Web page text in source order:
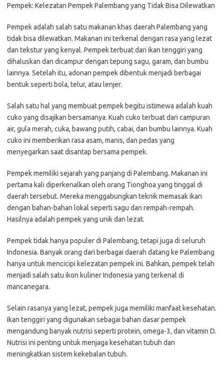
Pempek: Kelezatan Pempek Palembang yang Tidak Bisa Dilewatkan
Pempek adalah salah satu makanan khas daerah Palembang yang
tidak bisa dilewatkan. Makanan ini terkenal dengan rasa yang lezat
dan tekstur yang kenyal. Pempek terbuat dari ikan tenggiri yang
dihaluskan dan dicampur dengan tepung sagu, garam, dan bumbu
lainnya. Setelah itu, adonan pempek dibentuk menjadi berbagai
bentuk seperti bola, telur, atau lenjer.
Salah satu hal yang membuat pempek begitu istimewa adalah kuah
cuko yang disajikan bersamanya. Kuah cuko terbuat dari campuran
air, gula merah, cuka, bawang putih, cabai, dan bumbu lainnya. Kuah
cuko ini memberikan rasa asam, manis, dan pedas yang
menyegarkan saat disantap bersama pempek.
Pempek memiliki sejarah yang panjang di Palembang. Makanan ini
pertama kali diperkenalkan oleh orang Tionghoa yang tinggal di
daerah tersebut. Mereka menggabungkan teknik memasak ikan
dengan bahan-bahan lokal seperti sagu dan rempah-rempah.
Hasilnya adalah pempek yang unik dan lezat.
Pempek tidak hanya populer di Palembang, tetapi juga di seluruh
Indonesia. Banyak orang dari berbagai daerah datang ke Palembang
hanya untuk mencicipi kelezatan pempek ini. Bahkan, pempek telah
menjadi salah satu ikon kuliner Indonesia yang terkenal di
mancanegara.
Selain rasanya yang lezat, pempek juga memiliki manfaat kesehatan.
Ikan tenggiri yang digunakan sebagai bahan dasar pempek
mengandung banyak nutrisi seperti protein, omega-3, dan vitamin D.
Nutrisi ini penting untuk menjaga kesehatan tubuh dan
meningkatkan sistem kekebalan tubuh.